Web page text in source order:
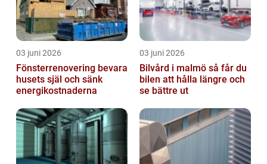
03 juni 2026
Fönsterrenovering bevara
husets själ och sänk
energikostnaderna
03 juni 2026
Bilvård i malmö så får du
bilen att hålla längre och
se bättre ut